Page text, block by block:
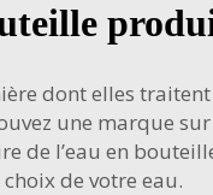
dont elles
une marque
de l’eau en
de votre eau.